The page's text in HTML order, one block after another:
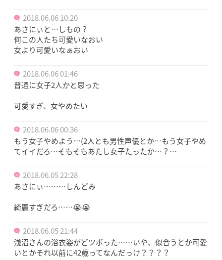
2018.06.06 10:20
あさにぃと…しもの？
何この人たち可愛いなおい
女より可愛いなぁおい
2018.06.06 01:46
普通に女子2人かと思った
可愛すぎ、女やめたい
2018.06.06 00:36
もう女子やめよう…(2人とも男性声優とか…もう女子やめ
てイイだろ…そもそもあたし女子たったか…？…
2018.06.05 22:28
あさにぃ………しんどみ
綺麗すぎだろ……😭😭
2018.06.05 21:44
浅沼さんの浴衣姿がどツボった……いや、似合うとか可愛
いとかそれ以前に42歳ってなんだっけ？？？？